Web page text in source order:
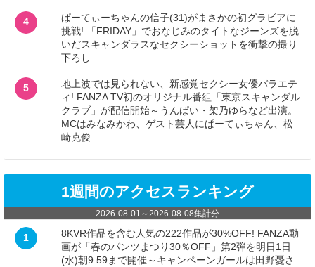
4
ぱーてぃーちゃんの信子(31)がまさかの初グラビアに
挑戦! 「FRIDAY」でおなじみのタイトなジーンズを脱
いだスキャンダラスなセクシーショットを衝撃の撮り
下ろし
5
地上波では見られない、新感覚セクシー女優バラエテ
ィ! FANZA TV初のオリジナル番組「東京スキャンダル
クラブ」が配信開始～うんぱい・架乃ゆらなど出演。
MCはみなみかわ、ゲスト芸人にぱーてぃちゃん、松
崎克俊
1週間のアクセスランキング
2026-08-01 ～2026-08-08集計分
1
8KVR作品を含む人気の222作品が30%OFF! FANZA動
画が「春のパンツまつり30％OFF」第2弾を明日1日
(水)朝9:59まで開催～キャンペーンガールは田野憂さ